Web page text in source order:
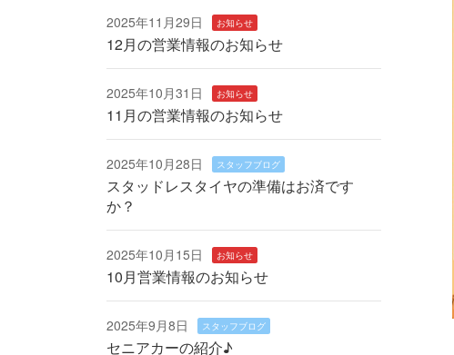
2025年11月29日 お知らせ
12月の営業情報のお知らせ
2025年10月31日 お知らせ
11月の営業情報のお知らせ
2025年10月28日 スタッフブログ
スタッドレスタイヤの準備はお済です
か？
2025年10月15日 お知らせ
10月営業情報のお知らせ
2025年9月8日 スタッフブログ
セニアカーの紹介♪